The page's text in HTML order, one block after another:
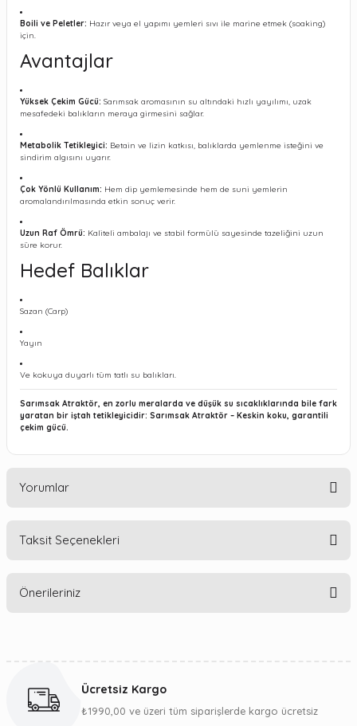
Boili ve Peletler: Hazır veya el yapımı yemleri sıvı ile marine etmek (soaking)
için.
Avantajlar
Yüksek Çekim Gücü: Sarımsak aromasının su altındaki hızlı yayılımı, uzak
mesafedeki balıkların meraya girmesini sağlar.
Metabolik Tetikleyici: Betain ve lizin katkısı, balıklarda yemlenme isteğini ve
sindirim algısını uyarır.
Çok Yönlü Kullanım: Hem dip yemlemesinde hem de suni yemlerin
aromalandırılmasında etkin sonuç verir.
Uzun Raf Ömrü: Kaliteli ambalajı ve stabil formülü sayesinde tazeliğini uzun
süre korur.
Hedef Balıklar
Sazan (Carp)
Yayın
Ve kokuya duyarlı tüm tatlı su balıkları.
Sarımsak Atraktör, en zorlu meralarda ve düşük su sıcaklıklarında bile fark
yaratan bir iştah tetikleyicidir: Sarımsak Atraktör – Keskin koku, garantili
çekim gücü.
Yorumlar
Taksit Seçenekleri
Önerileriniz
Görüş ve önerileriniz için teşekkür ederiz.
Ücretsiz Kargo
₺1990,00 ve üzeri tüm siparişlerde kargo ücretsiz